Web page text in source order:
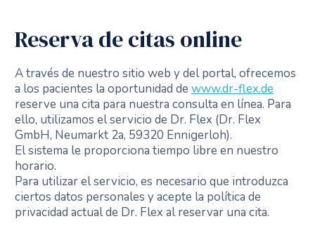
Reserva de citas online
A través de nuestro sitio web y del portal, ofrecemos
a los pacientes la oportunidad de www.dr-flex.de
reserve una cita para nuestra consulta en línea. Para
ello, utilizamos el servicio de Dr. Flex (Dr. Flex
GmbH, Neumarkt 2a, 59320 Ennigerloh).
El sistema le proporciona tiempo libre en nuestro
horario.
Para utilizar el servicio, es necesario que introduzca
ciertos datos personales y acepte la política de
privacidad actual de Dr. Flex al reservar una cita.